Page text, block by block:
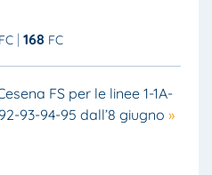
FC 168 FC
FS per le linee 1-1A-
92-93-94-95 dall’8 giugno »